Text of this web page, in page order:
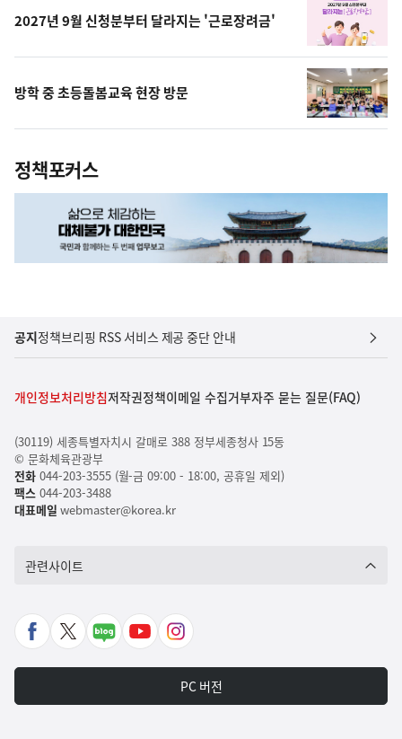
2027년 9월 신청분부터 달라지는 '근로장려금'
방학 중 초등돌봄교육 현장 방문
정책포커스
공지정책브리핑 RSS 서비스 제공 중단 안내
개인정보처리방침저작권정책이메일 수집거부자주 묻는 질문(FAQ)
(30119) 세종특별자치시 갈매로 388 정부세종청사 15동
© 문화체육관광부
전화044-203-3555 (월-금 09:00 - 18:00, 공휴일 제외)
팩스044-203-3488
대표메일 webmaster@korea.kr
관련사이트
페
북
X
가
네
포
유
바
인
타
그
PC 버전